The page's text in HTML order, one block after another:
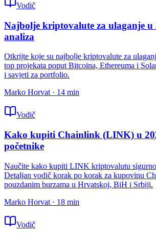
Vodič
Najbolje kriptovalute za ulaganje u
analiza
Otkrijte koje su najbolje kriptovalute za
top projekata poput Bitcoina, Ethereuma i
i savjeti za portfolio.
Marko Horvat · 14 min
Vodič
Kako kupiti Chainlink (LINK) u
početnike
Naučite kako kupiti LINK kriptovalutu
Detaljan vodič korak po korak za kupovinu
pouzdanim burzama u Hrvatskoj, BiH i Srbiji.
Marko Horvat · 18 min
Vodič